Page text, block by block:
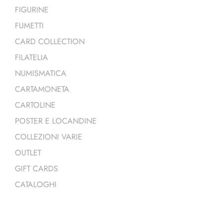
FIGURINE
FUMETTI
CARD COLLECTION
FILATELIA
NUMISMATICA
CARTAMONETA
CARTOLINE
POSTER E LOCANDINE
COLLEZIONI VARIE
OUTLET
GIFT CARDS
CATALOGHI